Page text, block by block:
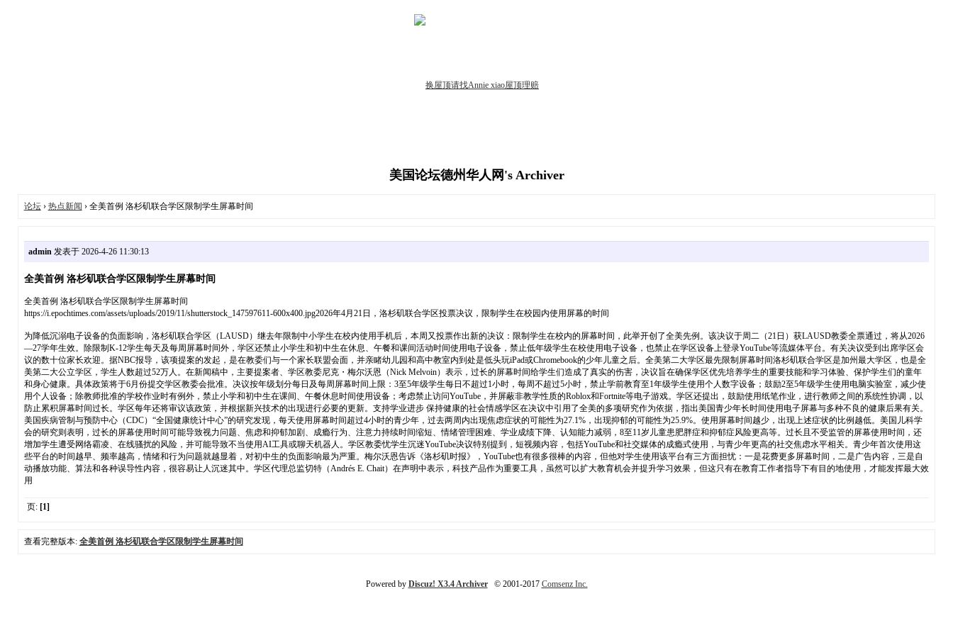
美国论坛德州华人网's Archiver
论坛› 热点新闻 › 全美首例 洛杉矶联合学区限制学生屏幕时间
admin发表于 2026-4-26 11:30:13
全美首例 洛杉矶联合学区限制学生屏幕时间
全美首例 洛杉矶联合学区限制学生屏幕时间
https://i.epochtimes.com/assets/uploads/2019/11/shutterstock_147597611-600x400.jpg2026年4月21日，洛杉矶联合学区投票决议，限制学生在校园内使用屏幕的时间
为降低沉溺电子设备的负面影响，洛杉矶联合学区（LAUSD）继去年限制中小学生在校内使用手机后，本周又投票作出新的决议：限制学生在校内的屏幕时间，此举开创了全美先例。该决议于周二（21日）获LAUSD教委全票通过，将从2026
—27学年生效。除限制K-12学生每天及每周屏幕时间外，学区还禁止小学生和初中生在休息、午餐和课间活动时间使用电子设备，禁止低年级学生在校使用电子设备，也禁止在学区设备上登录YouTube等流媒体平台。有关决议受到出席学区会
议的数十位家长欢迎。据NBC报导，该项提案的发起，是在教委们与一个家长联盟会面，并亲睹幼儿园和高中教室内到处是低头玩iPad或Chromebook的少年儿童之后。全美第二大学区最先限制屏幕时间洛杉矶联合学区是加州最大学区，也是全
美第二大公立学区，学生人数超过52万人。在新闻稿中，主要提案者、学区教委尼克・梅尔沃恩（Nick Melvoin）表示，过长的屏幕时间给学生们造成了真实的伤害，决议旨在确保学区优先培养学生的重要技能和学习体验、保护学生们的童年
和身心健康。具体政策将于6月份提交学区教委会批准。决议按年级划分每日及每周屏幕时间上限：3至5年级学生每日不超过1小时，每周不超过5小时，禁止学前教育至1年级学生使用个人数字设备；鼓励2至5年级学生使用电脑实验室，减少使
用个人设备；除教师批准的学校作业时有例外，禁止小学和初中生在课间、午餐休息时间使用设备；考虑禁止访问YouTube，并屏蔽非教学性质的Roblox和Fortnite等电子游戏。学区还提出，鼓励使用纸笔作业，进行教师之间的系统性协调，以
防止累积屏幕时间过长。学区每年还将审议该政策，并根据新兴技术的出现进行必要的更新。支持学业进步 保持健康的社会情感学区在决议中引用了全美的多项研究作为依据，指出美国青少年长时间使用电子屏幕与多种不良的健康后果有关。
美国疾病管制与预防中心（CDC）“全国健康统计中心”的研究发现，每天使用屏幕时间超过4小时的青少年，过去两周内出现焦虑症状的可能性为27.1%，出现抑郁的可能性为25.9%。使用屏幕时间越少，出现上述症状的比例越低。美国儿科学
会的研究则表明，过长的屏幕使用时间可能导致视力问题、焦虑和抑郁加剧、成瘾行为、注意力持续时间缩短、情绪管理困难、学业成绩下降、认知能力减弱，8至11岁儿童患肥胖症和抑郁症风险更高等。过长且不受监管的屏幕使用时间，还
增加学生遭受网络霸凌、在线骚扰的风险，并可能导致不当使用AI工具或聊天机器人。学区教委忧学生沉迷YouTube决议特别提到，短视频内容，包括YouTube和社交媒体的成瘾式使用，与青少年更高的社交焦虑水平相关。青少年首次使用这
些平台的时间越早、频率越高，情绪和行为问题就越显着，对初中生的负面影响最为严重。梅尔沃恩告诉《洛杉矶时报》，YouTube也有很多很棒的内容，但他对学生使用该平台有三方面担忧：一是花费更多屏幕时间，二是广告内容，三是自
动播放功能、算法和各种误导性内容，很容易让人沉迷其中。学区代理总监切特（Andrés E. Chait）在声明中表示，科技产品作为重要工具，虽然可以扩大教育机会并提升学习效果，但这只有在教育工作者指导下有目的地使用，才能发挥最大效
用
页: [1]
查看完整版本: 全美首例 洛杉矶联合学区限制学生屏幕时间
Powered by Discuz! X3.4 Archiver© 2001-2017 Comsenz Inc.